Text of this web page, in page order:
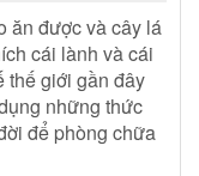
ăn được và cây lá
cái lành và cái
thế giới gần đây
những thức
để phòng chữa